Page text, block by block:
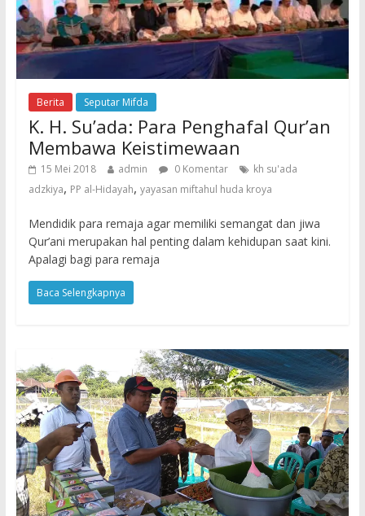
Berita Seputar Mifda
K. H. Su’ada: Para Penghafal Qur’an
Membawa Keistimewaan
15 Mei 2018 admin 0 Komentar
kh su'ada
adzkiya, PP al-Hidayah, yayasan miftahul huda kroya
Mendidik para remaja agar memiliki semangat dan jiwa
Qur’ani merupakan hal penting dalam kehidupan saat kini.
Apalagi bagi para remaja
Baca Selengkapnya